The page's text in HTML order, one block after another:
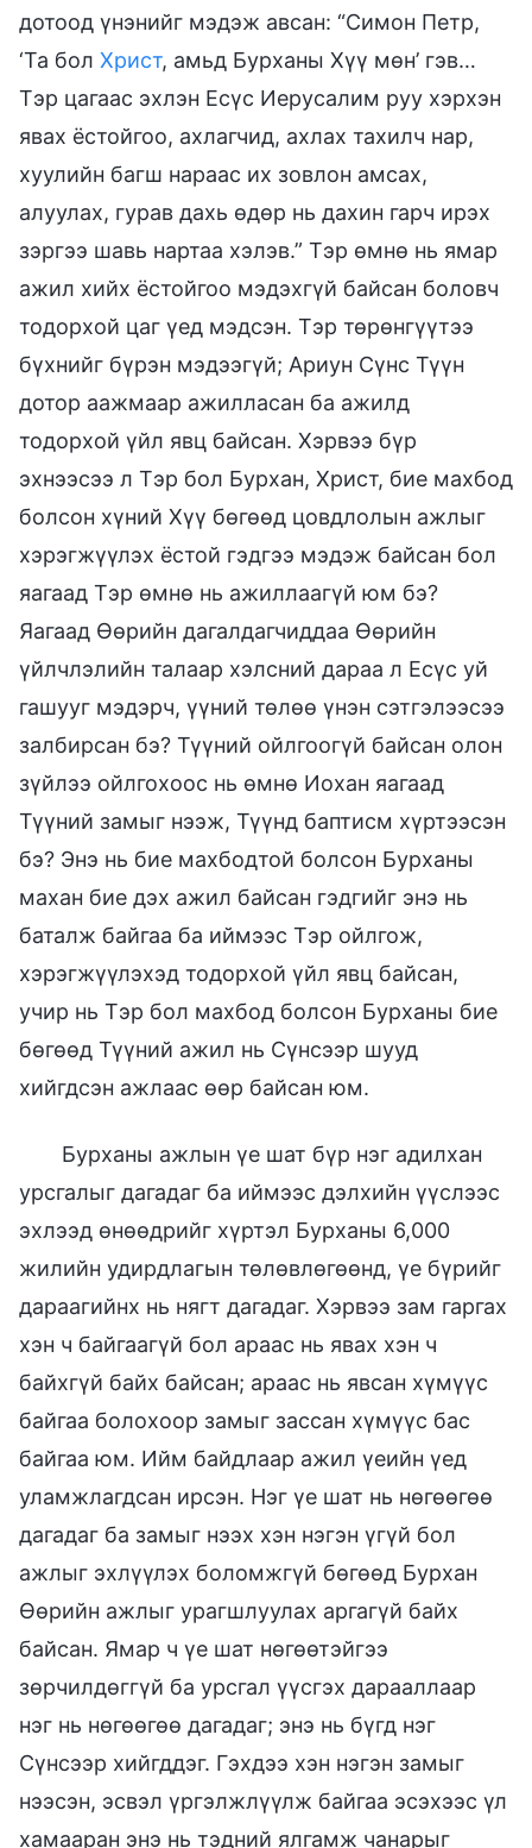
дотоод үнэнийг мэдэж авсан: “Симон Петр,
‘Та бол Христ, амьд Бурханы Хүү мөн’ гэв…
Тэр цагаас эхлэн Есүс Иерусалим руу хэрхэн
явах ёстойгоо, ахлагчид, ахлах тахилч нар,
хуулийн багш нараас их зовлон амсах,
алуулах, гурав дахь өдөр нь дахин гарч ирэх
зэргээ шавь нартаа хэлэв.” Тэр өмнө нь ямар
ажил хийх ёстойгоо мэдэхгүй байсан боловч
тодорхой цаг үед мэдсэн. Тэр төрөнгүүтээ
бүхнийг бүрэн мэдээгүй; Ариун Сүнс Түүн
дотор аажмаар ажилласан ба ажилд
тодорхой үйл явц байсан. Хэрвээ бүр
эхнээсээ л Тэр бол Бурхан, Христ, бие махбод
болсон хүний Хүү бөгөөд цовдлолын ажлыг
хэрэгжүүлэх ёстой гэдгээ мэдэж байсан бол
яагаад Тэр өмнө нь ажиллаагүй юм бэ?
Яагаад Өөрийн дагалдагчиддаа Өөрийн
үйлчлэлийн талаар хэлсний дараа л Есүс уй
гашууг мэдэрч, үүний төлөө үнэн сэтгэлээсээ
залбирсан бэ? Түүний ойлгоогүй байсан олон
зүйлээ ойлгохоос нь өмнө Иохан яагаад
Түүний замыг нээж, Түүнд баптисм хүртээсэн
бэ? Энэ нь бие махбодтой болсон Бурханы
махан бие дэх ажил байсан гэдгийг энэ нь
баталж байгаа ба иймээс Тэр ойлгож,
хэрэгжүүлэхэд тодорхой үйл явц байсан,
учир нь Тэр бол махбод болсон Бурханы бие
бөгөөд Түүний ажил нь Сүнсээр шууд
хийгдсэн ажлаас өөр байсан юм.
Бурханы ажлын үе шат бүр нэг адилхан
урсгалыг дагадаг ба иймээс дэлхийн үүслээс
эхлээд өнөөдрийг хүртэл Бурханы 6,000
жилийн удирдлагын төлөвлөгөөнд, үе бүрийг
дараагийнх нь нягт дагадаг. Хэрвээ зам гаргах
хэн ч байгаагүй бол араас нь явах хэн ч
байхгүй байх байсан; араас нь явсан хүмүүс
байгаа болохоор замыг зассан хүмүүс бас
байгаа юм. Ийм байдлаар ажил үеийн үед
уламжлагдсан ирсэн. Нэг үе шат нь нөгөөгөө
дагадаг ба замыг нээх хэн нэгэн үгүй бол
ажлыг эхлүүлэх боломжгүй бөгөөд Бурхан
Өөрийн ажлыг урагшлуулах аргагүй байх
байсан. Ямар ч үе шат нөгөөтэйгээ
зөрчилдөггүй ба урсгал үүсгэх дарааллаар
нэг нь нөгөөгөө дагадаг; энэ нь бүгд нэг
Сүнсээр хийгддэг. Гэхдээ хэн нэгэн замыг
нээсэн, эсвэл үргэлжлүүлж байгаа эсэхээс үл
хамааран энэ нь тэдний ялгамж чанарыг